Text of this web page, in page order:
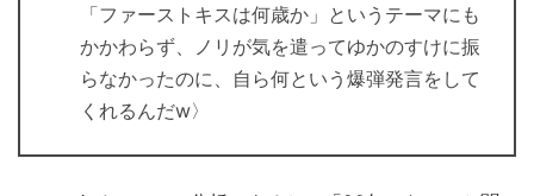
「ファーストキスは何歳か」というテーマにも
かかわらず、ノリが気を遣ってゆかのすけに振
らなかったのに、自ら何という爆弾発言をして
くれるんだw〉